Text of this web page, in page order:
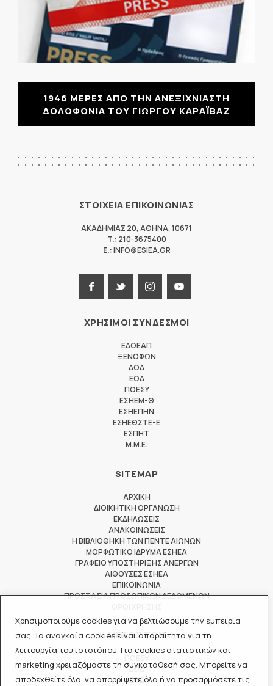
Χρησιμοποιούμε cookies για να βελτιώσουμε την εμπειρία
σας. Τα αναγκαία cookies είναι απαραίτητα για τη
λειτουργία του ιστοτόπου. Για cookies στατιστικών και
marketing χρειαζόμαστε τη συγκατάθεσή σας. Μπορείτε να
αποδεχθείτε όλα, να απορρίψετε όλα ή να προσαρμόσετε τις
1946 ΜΕΡΕΣ ΑΠΟ ΤΗΝ ΑΝΕΞΙΧΝΙΑΣΤΗ
ΔΟΛΟΦΟΝΙΑ ΤΟΥ ΓΙΩΡΓΟΥ ΚΑΡΑΪΒΑΖ
ΣΤΟΙΧΕΙΑ ΕΠΙΚΟΙΝΩΝΙΑΣ
ΑΚΑΔΗΜΙΑΣ 20, ΑΘΗΝΑ, 10671
T.: 210-3675400
E.:INFO@ESIEA.GR
ΧΡΗΣΙΜΟΙ ΣΥΝΔΕΣΜΟΙ
ΕΔΟΕΑΠ
ΞΕΝΟΦΩΝ
ΔΟΔ
ΕΟΔ
ΠΟΕΣΥ
ΕΣΗΕΜ-Θ
ΕΣΗΕΠΗΝ
ΕΣΗΕΘΣΤΕ-Ε
ΕΣΠΗΤ
M.M.E.
SITEMAP
ΑΡΧΙΚΗ
ΔΙΟΙΚΗΤΙΚΗ ΟΡΓΑΝΩΣΗ
ΕΚΔΗΛΩΣΕΙΣ
ΑΝΑΚΟΙΝΩΣΕΙΣ
Η ΒΙΒΛΙΟΘΗΚΗ ΤΩΝ ΠΕΝΤΕ ΑΙΩΝΩΝ
ΜΟΡΦΩΤΙΚΟ ΙΔΡΥΜΑ ΕΣΗΕΑ
ΓΡΑΦΕΙΟ ΥΠΟΣΤΗΡΙΞΗΣ ΑΝΕΡΓΩΝ
ΑΙΘΟΥΣΕΣ ΕΣΗΕΑ
ΕΠΙΚΟΙΝΩΝΙΑ
ΠΡΟΣΤΑΣΙΑ ΠΡΟΣΩΠΙΚΩΝ ΔΕΔΟΜΕΝΩΝ
ΜΕΛΟΣ ΤΩΝ
ΔΟΔ
ΕΟΔ